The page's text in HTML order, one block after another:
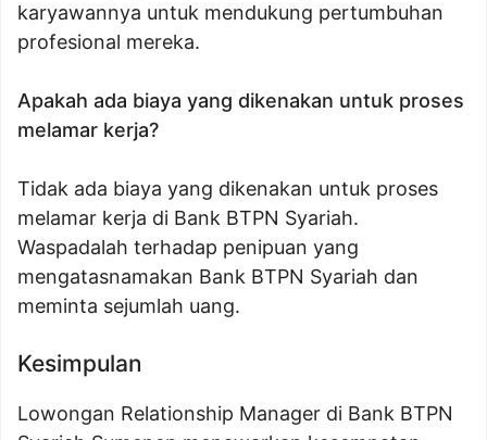
karyawannya untuk mendukung pertumbuhan
profesional mereka.
Apakah ada biaya yang dikenakan untuk proses
melamar kerja?
Tidak ada biaya yang dikenakan untuk proses
melamar kerja di Bank BTPN Syariah.
Waspadalah terhadap penipuan yang
mengatasnamakan Bank BTPN Syariah dan
meminta sejumlah uang.
Kesimpulan
Lowongan Relationship Manager di Bank BTPN